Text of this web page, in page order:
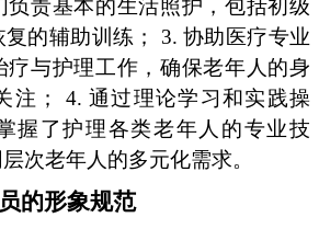
负责基本的生活照护，包括初级
的辅助训练； 3. 协助医疗专业
疗与护理工作，确保老年人的身
注； 4. 通过理论学习和实践操
握了护理各类老年人的专业技
次老年人的多元化需求。
的形象规范